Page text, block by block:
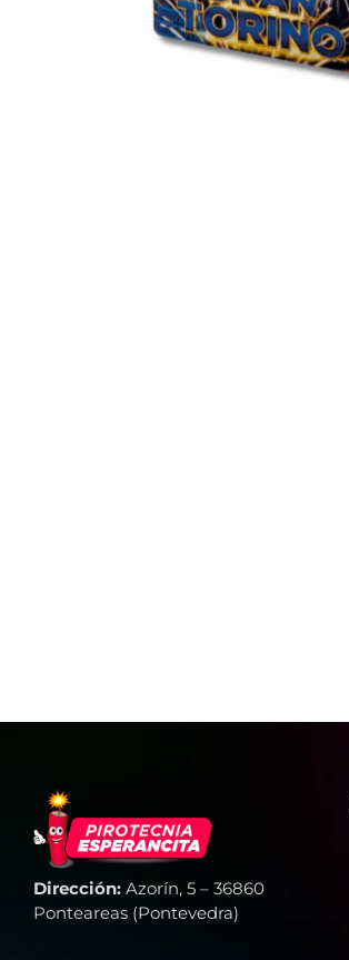
Dirección: Azorín, 5 – 36860
Ponteareas (Pontevedra)